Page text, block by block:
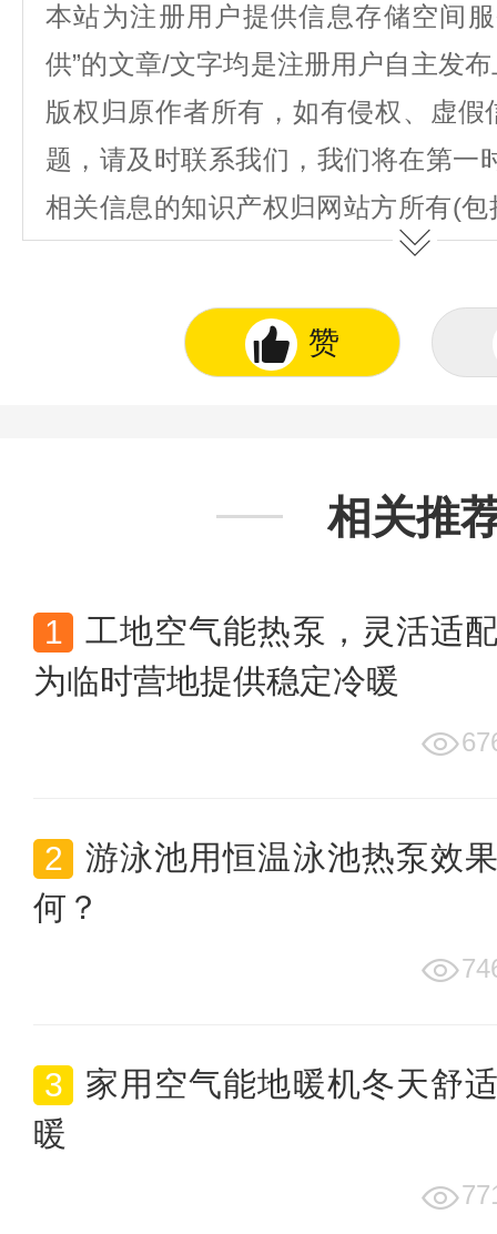
本站为注册用户提供信息存储空间
供”的文章/文字均是注册用户自主发
版权归原作者所有，如有侵权、虚
题，请及时联系我们，我们将在第一
相关信息的知识产权归网站方所有(
图表、著作权、商标权、为用户提
不得抄袭或使用。
赞
相关推
工地空气能热泵，灵活适
为临时营地提供稳定冷暖
游泳池用恒温泳池热泵效
何？
家用空气能地暖机冬天舒
暖